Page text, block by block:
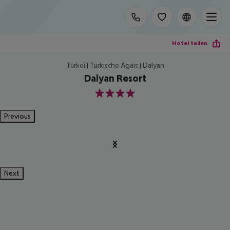
Hotel teilen
Türkei | Türkische Ägäis | Dalyan
Dalyan Resort
4
Previous
Next